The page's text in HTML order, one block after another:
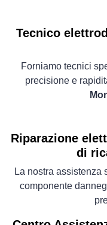
Tecnico
Forniamo tecnici
precisione e
Riparazione
di
La nostra assistenza
componente